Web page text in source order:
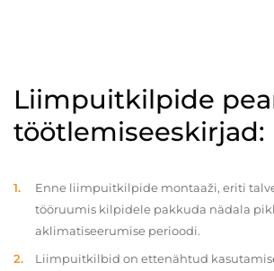
Liimpuitkilpide
töötlemiseeskirjad:
Enne liimpuitkilpide montaaži, eriti
tööruumis kilpidele pakkuda nädala
aklimatiseerumise perioodi.
Liimpuitkilbid on ettenähtud